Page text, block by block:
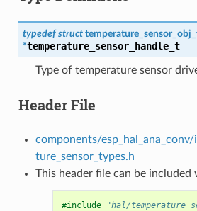
typedef struct
*temperature_sensor_handle_t
Type of temperature sensor
Header File
components/
ture_sensor_types.h
This header file can be included
#include "hal/